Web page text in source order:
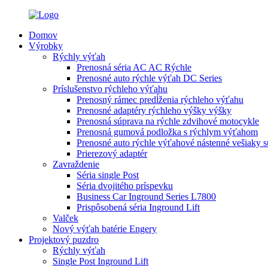
Domov
Výrobky
Rýchly výťah
Prenosná séria AC AC Rýchle
Prenosné auto rýchle výťah DC Series
Príslušenstvo rýchleho výťahu
Prenosný rámec predĺženia rýchleho výťahu
Prenosné adaptéry rýchleho výšky výšky
Prenosná súprava na rýchle zdvihové motocykle
Prenosná gumová podložka s rýchlym výťahom
Prenosné auto rýchle výťahové nástenné vešiaky
Prierezový adaptér
Zavraždenie
Séria single Post
Séria dvojitého príspevku
Business Car Inground Series L7800
Prispôsobená séria Inground Lift
Valček
Nový výťah batérie Engery
Projektový puzdro
Rýchly výťah
Single Post Inground Lift